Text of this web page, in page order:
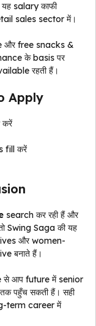
salary काफी
sales sector में।
और free snacks &
के basis पर
रहती हैं।
Apply
करें
fill करें
search कर रही हैं और
Swing Saga की यह
और women-
बनाते हैं।
से आप future में senior
पहुँच सकती हैं। सही
term career में